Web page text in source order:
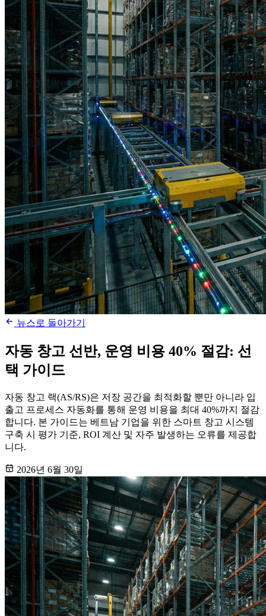
뉴스로 돌아가기
자동 창고 선반, 운영 비용 40% 절감: 선
택 가이드
자동 창고 랙(AS/RS)은 저장 공간을 최적화할 뿐만 아니라 입
출고 프로세스 자동화를 통해 운영 비용을 최대 40%까지 절감
합니다. 본 가이드는 베트남 기업을 위한 스마트 창고 시스템
구축 시 평가 기준, ROI 계산 및 자주 발생하는 오류를 제공합
니다.
2026년 6월 30일